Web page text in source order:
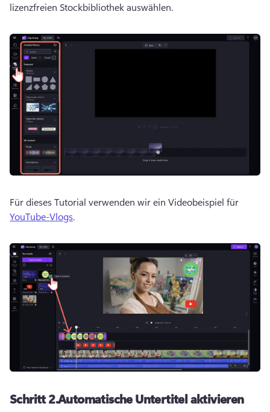
lizenzfreien Stockbibliothek auswählen.
Für dieses Tutorial verwenden wir ein Videobeispiel für
YouTube-Vlogs.
Schritt 2.Automatische Untertitel aktivieren